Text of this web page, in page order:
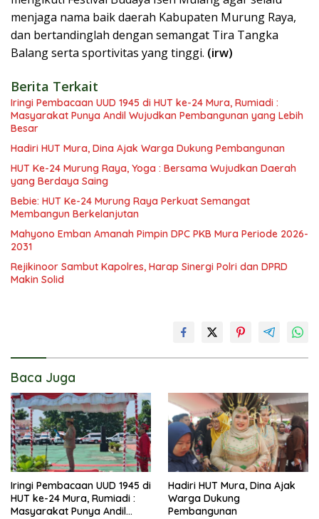
menjaga nama baik daerah Kabupaten Murung Raya,
dan bertandinglah dengan semangat Tira Tangka
Balang serta sportivitas yang tinggi. (irw)
Berita Terkait
Iringi Pembacaan UUD 1945 di HUT ke-24 Mura, Rumiadi :
Masyarakat Punya Andil Wujudkan Pembangunan yang Lebih
Besar
Hadiri HUT Mura, Dina Ajak Warga Dukung Pembangunan
HUT Ke-24 Murung Raya, Yoga : Bersama Wujudkan Daerah
yang Berdaya Saing
Bebie: HUT Ke-24 Murung Raya Perkuat Semangat
Membangun Berkelanjutan
Mahyono Emban Amanah Pimpin DPC PKB Mura Periode 2026-
2031
Rejikinoor Sambut Kapolres, Harap Sinergi Polri dan DPRD
Makin Solid
Baca Juga
Iringi Pembacaan UUD 1945 di
HUT ke-24 Mura, Rumiadi :
Masyarakat Punya Andil
Hadiri HUT Mura, Dina Ajak
Warga Dukung
Pembangunan